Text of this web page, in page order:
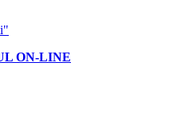
ON-LINE